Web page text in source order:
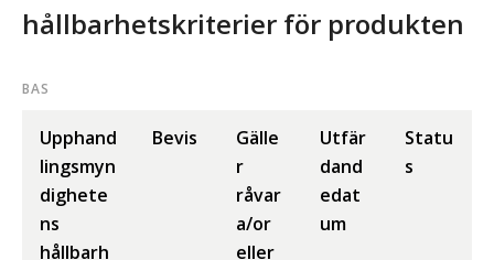
hållbarhetskriterier för produkten
BAS
Upphand
lingsmyn
dighete
ns
hållbarh
Bevis
Gälle
r
råvar
a/or
eller
Utfär
dand
edat
um
Statu
s